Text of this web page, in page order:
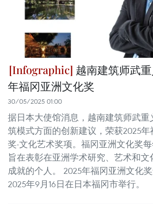
越南建筑师武
年福冈亚洲文化奖
30/05/2025 01:00
据日本大使馆消息，越南建筑师武重
筑模式方面的创新建议，荣获2025
奖-文化艺术奖项。福冈亚洲文化奖每
旨在表彰在亚洲学术研究、艺术和文
成就的个人。 2025年福冈亚洲文化
2025年9月16日在日本福冈市举行。